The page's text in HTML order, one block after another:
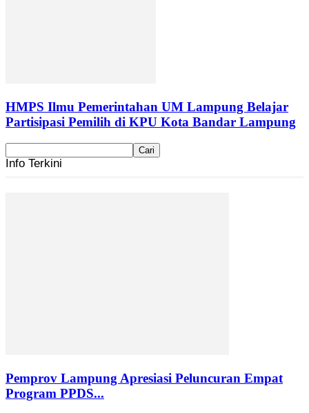
HMPS Ilmu Pemerintahan UM Lampung Belajar
Partisipasi Pemilih di KPU Kota Bandar Lampung
Info Terkini
Pemprov Lampung Apresiasi Peluncuran Empat
Program PPDS...